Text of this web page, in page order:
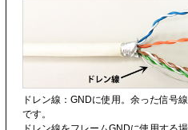
ドレン線：GNDに使用。余った信号
です。